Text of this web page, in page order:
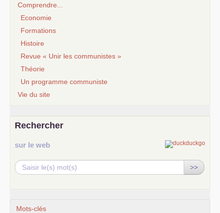
Comprendre...
Economie
Formations
Histoire
Revue « Unir les communistes »
Théorie
Un programme communiste
Vie du site
Rechercher
sur le web
>>
Mots-clés